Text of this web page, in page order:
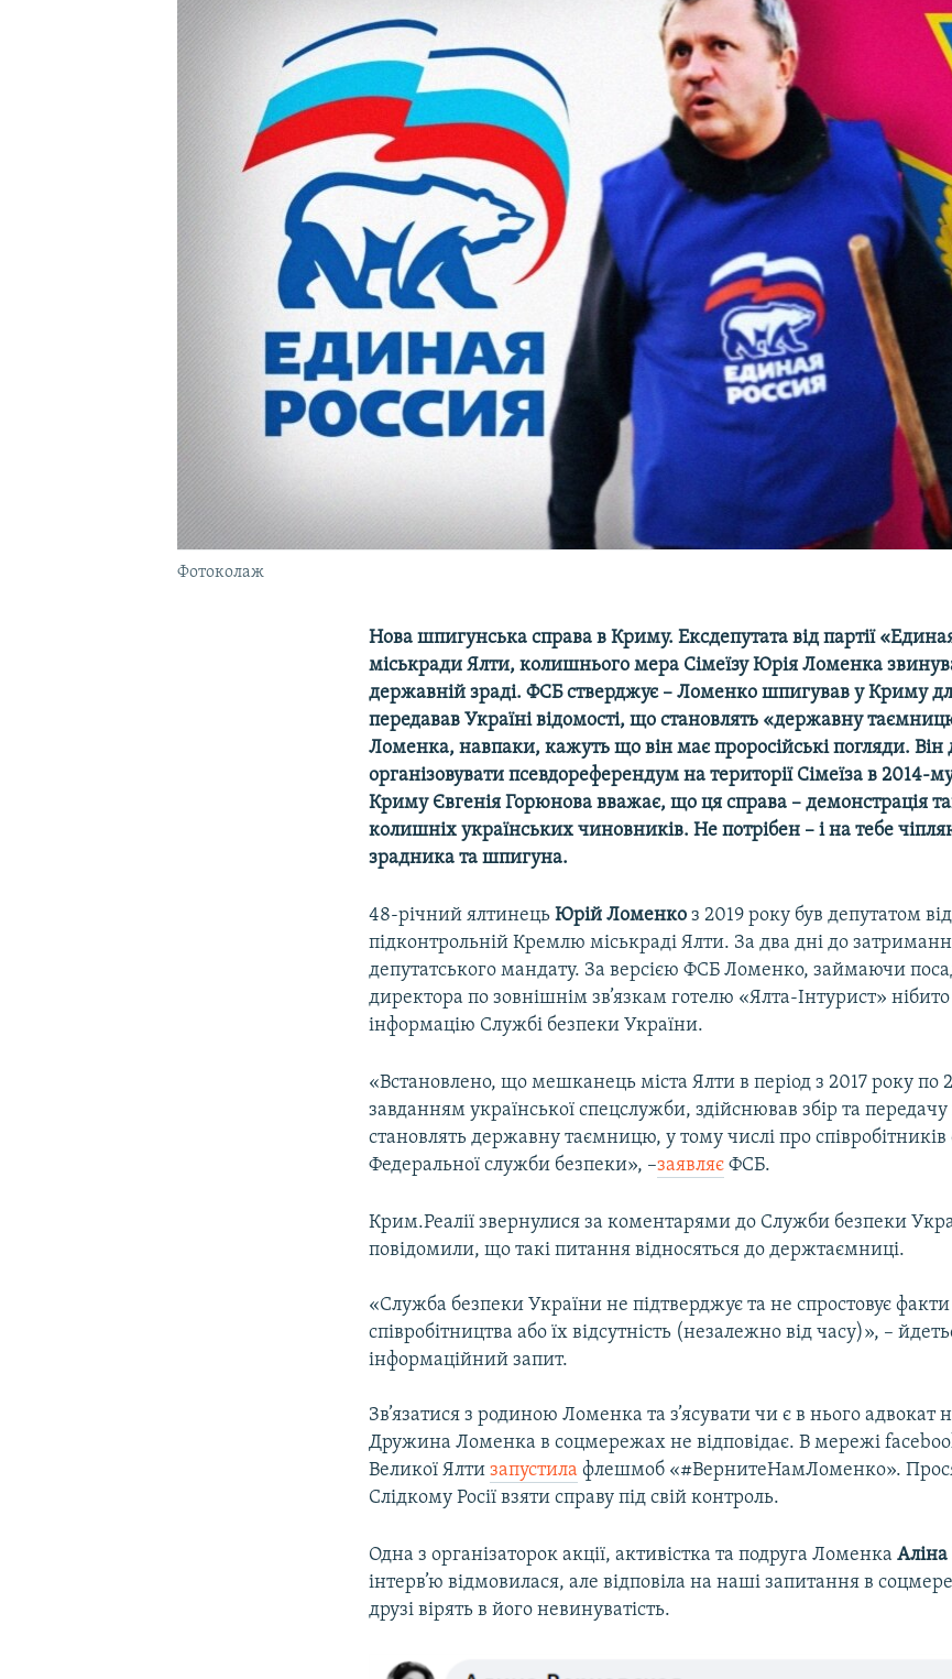
Фотоколаж
Нова шпигунська справа в Криму. Ексдепутата від партії
міськради Ялти, колишнього мера Сімеїзу Юрія Ломенка
державній зраді. ФСБ стверджує – Ломенко шпигував у Криму
передавав Україні відомості, що становлять «державну
Ломенка, навпаки, кажуть що він має проросійські погляди. Він
організовувати псевдореферендум на території Сімеїза в 2014-
Криму Євгенія Горюнова вважає, що ця справа – демонстрація
колишніх українських чиновників. Не потрібен – і на тебе
зрадника та шпигуна.
48-річний ялтинецьЮрій Ломенко з 2019 року був депутатом
підконтрольній Кремлю міськраді Ялти. За два дні до
депутатського мандату. За версією ФСБ Ломенко, займаючи
директора по зовнішнім зв’язкам готелю «Ялта-Інтурист»
інформацію Службі безпеки України.
«Встановлено, що мешканець міста Ялти в період з 2017 року по
завданням української спецслужби, здійснював збір та
становлять державну таємницю, у тому числі про співробітників
Федеральної служби безпеки», –заявляє ФСБ.
Крим.Реалії звернулися за коментарями до Служби безпеки
повідомили, що такі питання відносяться до держтаємниці.
«Служба безпеки України не підтверджує та не спростовує
співробітництва або їх відсутність (незалежно від часу)», –
інформаційний запит.
Зв’язатися з родиною Ломенка та з’ясувати чи є в нього адвокат
Дружина Ломенка в соцмережах не відповідає. В мережі
Великої Ялтизапустила флешмоб «#ВернитеНамЛоменко».
Слідкому Росії взяти справу під свій контроль.
Одна з організаторок акції, активістка та подруга Ломенка
інтерв’ю відмовилася, але відповіла на наші запитання в
друзі вірять в його невинуватість.